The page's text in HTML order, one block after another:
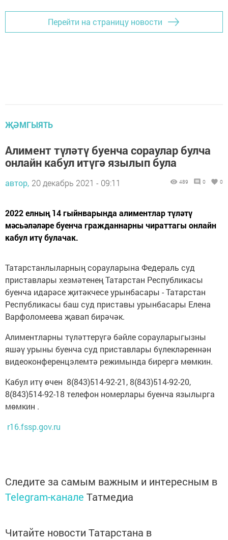
Перейти на страницу новости
ҖӘМГЫЯТЬ
Алимент түләтү буенча сораулар булча
онлайн кабул итүгә язылып була
автор, 20 декабрь 2021 - 09:11 489 0 0
2022 елның 14 гыйнварында алиментлар түләтү
мәсьәләләре буенча гражданнарны чираттагы онлайн
кабул итү булачак.
Татарстанлыларның сорауларына Федераль суд
приставлары хезмәтенең Татарстан Республикасы
буенча идарәсе җитәкчесе урынбасары - Татарстан
Республикасы баш суд приставы урынбасары Елена
Варфоломеева җавап бирәчәк.
Алиментларны түләттерүгә бәйле сорауларыгызны
яшәү урыны буенча суд приставлары бүлекләреннән
видеоконференцэлемтә режимында бирергә мөмкин.
Кабул итү өчен 8(843)514-92-21, 8(843)514-92-20,
8(843)514-92-18 телефон номерлары буенча язылырга
мөмкин .
r16.fssp.gov.ru
Следите за самым важным и интересным в
Telegram-канале Татмедиа
Читайте новости Татарстана в